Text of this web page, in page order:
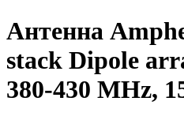
Антенна
stack Dipole
380-430 MHz,